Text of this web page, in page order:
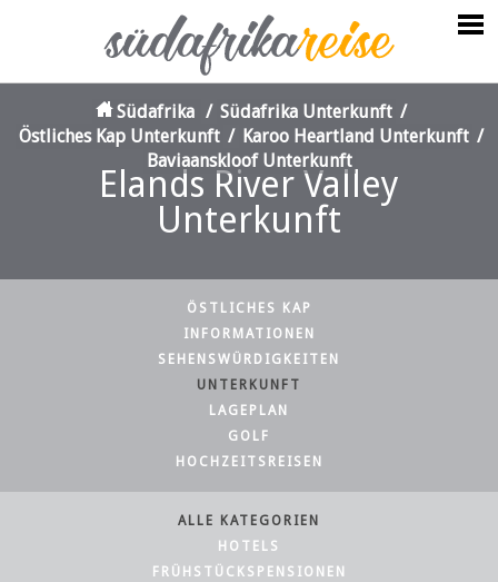
Elands River Valley
Unterkunft
Südafrika / Südafrika Unterkunft /
Östliches Kap Unterkunft / Karoo Heartland Unterkunft /
Baviaanskloof Unterkunft
ÖSTLICHES KAP
INFORMATIONEN
SEHENSWÜRDIGKEITEN
UNTERKUNFT
LAGEPLAN
GOLF
HOCHZEITSREISEN
ALLE KATEGORIEN
HOTELS
FRÜHSTÜCKSPENSIONEN